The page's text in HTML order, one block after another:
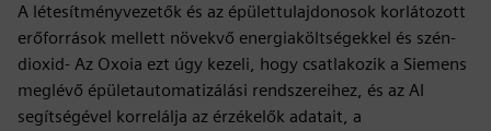
A létesítményvezetők és az épülettulajdonosok korlátozott
erőforrások mellett növekvő energiaköltségekkel és szén-
dioxid- Az Oxoia ezt úgy kezeli, hogy csatlakozik a Siemens
meglévő épületautomatizálási rendszereihez, és az AI
segítségével korrelálja az érzékelők adatait, a